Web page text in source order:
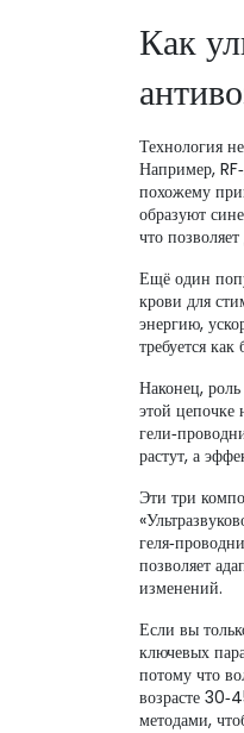
Как
Технология
Например,
похожему
образуют
что
Ещё один
крови для
энергию,
требуется
Наконец, роль
этой цепочке
растут, а
Эти три
позволяет
изменений.
Если вы
ключевых
потому что
возрасте
методами,